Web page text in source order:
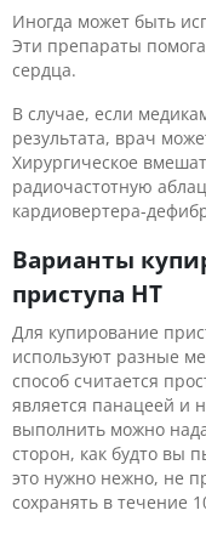
Иногда может быть
Эти препараты
сердца.
В случае, если
результата, врач
Хирургическое
радиочастотную
кардиовертера-
Варианты
приступа НТ
Для купирование
используют разные
способ считается
является панацеей и
выполнить можно
сторон, как будто вы
это нужно нежно, не
сохранять в течение